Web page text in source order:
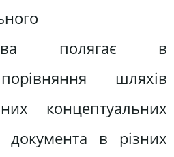
полягає в
шляхів
концептуальних
документа в різних